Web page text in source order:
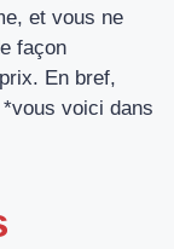
et vous ne
façon
En bref,
voici dans